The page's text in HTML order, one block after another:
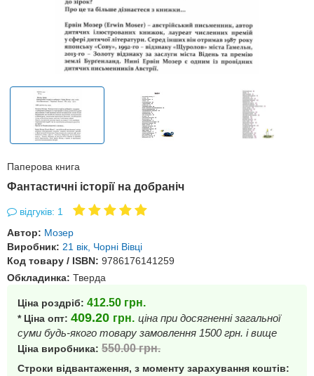
Паперова книга
Фантастичні історії на добраніч
відгуків: 1
Автор: Мозер
Виробник: 21 вік, Чорні Вівці
Код товару / ISBN: 9786176141259
Обкладинка: Тверда
Ціна роздріб: 412.50 грн.
* Ціна опт: 409.20 грн. ціна при досягненні загальної
суми будь-якого товару замовлення 1500 грн. і вище
Ціна виробника: 550.00грн.
Строки відвантаження, з моменту зарахування коштів: